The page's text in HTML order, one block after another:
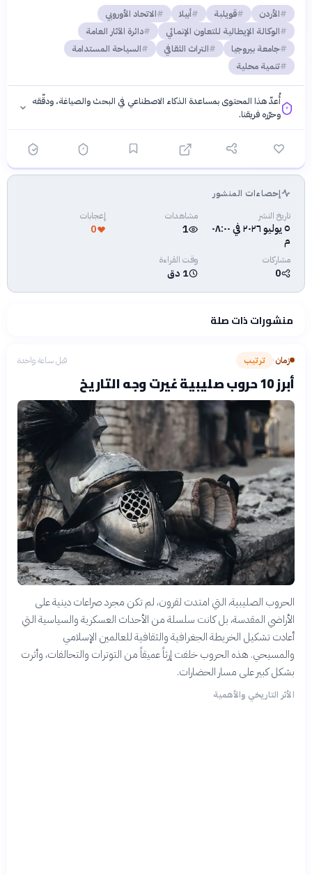
الأردن قويلبة أبيلا
الاتحاد الأوروبي
الوكالة الإيطالية للتعاون الإنمائي
دائرة الآثار العامة
جامعة بيروجيا
التراث الثقافي
السياحة المستدامة
تنمية محلية
أُعدّ هذا المحتوى بمساعدة الذكاء الاصطناعي في البحث والصياغة، ودقّقه
وحرّره فريقنا.
فلسفتنا المعرفية·سياسة الذكاء الاصطناعيإحصاءات المنشور
تاريخ النشر
٥ يوليو ٢٠٢٦ في ٠٨:٠٠
م
مشاهدات
1
إعجابات
0
مشاركات
0
وقت القراءة
1 دق
منشورات ذات صلة
زمان› ترتيب قبل ساعة واحدة
أبرز 10 حروب صليبية غيرت وجه التاريخ
الحروب الصليبية، التي امتدت لقرون، لم تكن مجرد صراعات دينية على
الأراضي المقدسة، بل كانت سلسلة من الأحداث العسكرية والسياسية التي
أعادت تشكيل الخريطة الجغرافية والثقافية للعالمين الإسلامي
والمسيحي. هذه الحروب خلفت إرثاً عميقاً من التوترات والتحالفات، وأثرت
بشكل كبير على مسار الحضارات.
الأثر التاريخي والأهمية